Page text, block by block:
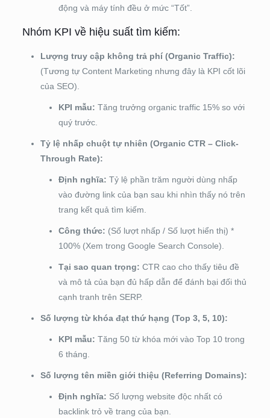
động và máy tính đều ở mức “Tốt”.
Nhóm KPI về hiệu suất tìm kiếm:
Lượng truy cập không trả phí (Organic Traffic):
(Tương tự Content Marketing nhưng đây là KPI cốt lõi
của SEO).
KPI mẫu: Tăng trưởng organic traffic 15% so với
quý trước.
Tỷ lệ nhấp chuột tự nhiên (Organic CTR – Click-
Through Rate):
Định nghĩa: Tỷ lệ phần trăm người dùng nhấp
vào đường link của bạn sau khi nhìn thấy nó trên
trang kết quả tìm kiếm.
Công thức: (Số lượt nhấp / Số lượt hiển thị) *
100% (Xem trong Google Search Console).
Tại sao quan trọng: CTR cao cho thấy tiêu đề
và mô tả của bạn đủ hấp dẫn để đánh bại đối thủ
cạnh tranh trên SERP.
Số lượng từ khóa đạt thứ hạng (Top 3, 5, 10):
KPI mẫu: Tăng 50 từ khóa mới vào Top 10 trong
6 tháng.
Số lượng tên miền giới thiệu (Referring Domains):
Định nghĩa: Số lượng website độc nhất có
backlink trỏ về trang của bạn.